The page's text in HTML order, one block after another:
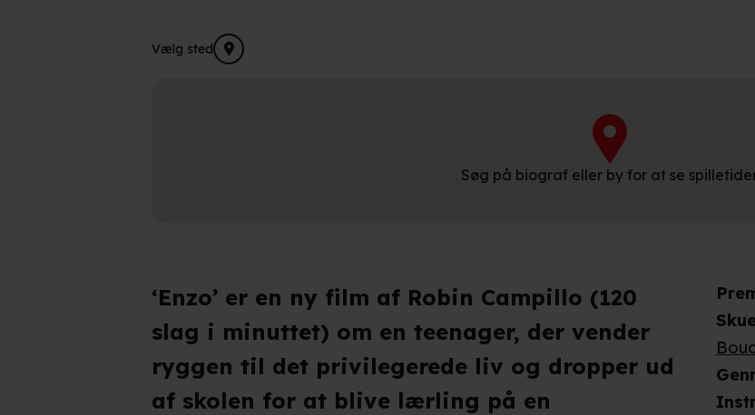
Vælg sted
Søg på biograf eller by for at se
‘Enzo’ er en ny film af Robin Campillo (120
slag i minuttet) om en teenager, der vender
ryggen til det privilegerede liv og dropper ud
af skolen for at blive lærling på en